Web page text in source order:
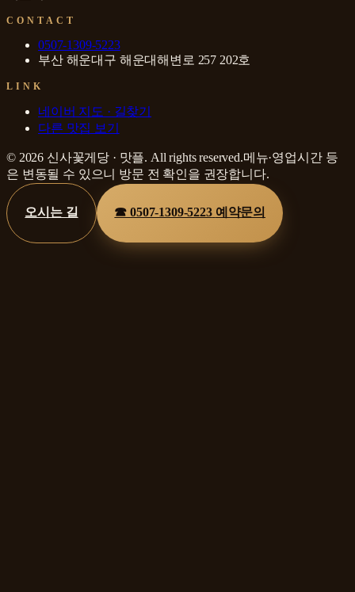
CONTACT
0507-1309-5223
부산 해운대구 해운대해변로 257 202호
LINK
네이버 지도 · 길찾기
다른 맛집 보기
© 2026 신사꽃게당 · 맛플. All rights reserved.메뉴·영업시간 등
은 변동될 수 있으니 방문 전 확인을 권장합니다.
오시는 길 ☎0507-1309-5223 예약문의